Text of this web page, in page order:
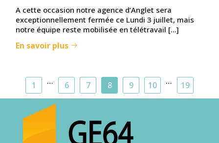
A cette occasion notre agence d’Anglet sera
exceptionnellement fermée ce Lundi 3 juillet, mais
notre équipe reste mobilisée en télétravail […]
En savoir plus
1 … 6 7 8 9 10 … 19